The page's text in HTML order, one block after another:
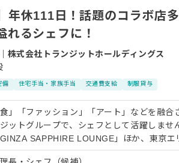
年休111日！話題のコラボ店
れるシェフに！
株式会社トランジットホールディングス
備 住宅手当・家族手当 交通費支給 制服貸与
食」「ファッション」「アート」などを融
ットグループで、シェフとして活躍しま
GINZA SAPPHIRE LOUNGE」ほか、東京
当グループは、様々な業態の店舗を多数